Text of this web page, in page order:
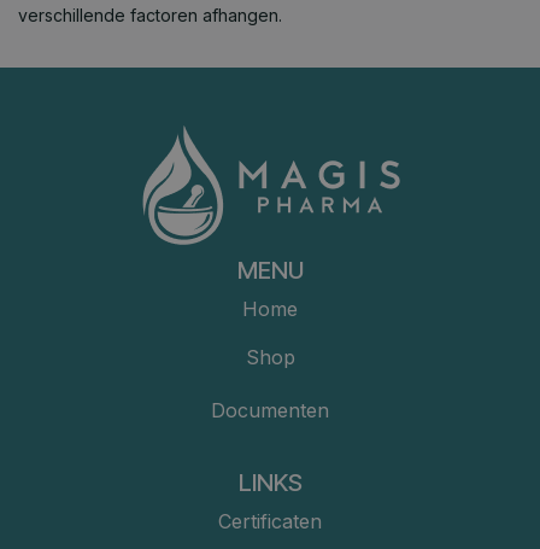
verschillende factoren afhangen.
MENU
Home
Shop
Documenten
LINKS
Certificaten